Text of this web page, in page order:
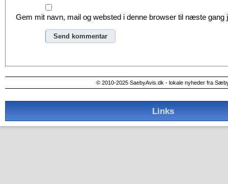
Gem mit navn, mail og websted i denne browser til næste gang
© 2010-2025 SaebyAvis.dk - lokale nyheder fra
Links